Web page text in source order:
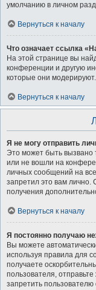
умолчанию в личном
Вернуться к началу
Что означает ссылка
На этой странице вы
конференции и другую
которые они модерируют.
Вернуться к началу
Я не могу отправить
Это может быть вызвано
или не вошли на
личных сообщений на
запретил это вам
получения
Вернуться к началу
Я постоянно получаю
Вы можете
используя правила для
получаете
пользователя,
запретить